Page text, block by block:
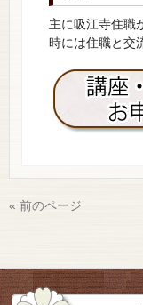
主に吸江寺住職
時には住職と交
« 前のページ